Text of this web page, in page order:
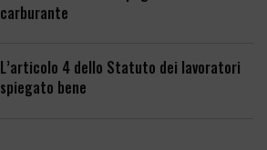
carburante
L’articolo 4 dello Statuto dei lavoratori
spiegato bene